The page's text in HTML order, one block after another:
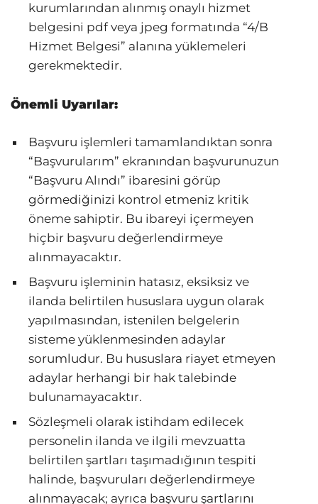
kurumlarından alınmış onaylı hizmet
belgesini pdf veya jpeg formatında “4/B
Hizmet Belgesi” alanına yüklemeleri
gerekmektedir.
Önemli Uyarılar:
Başvuru işlemleri tamamlandıktan sonra
“Başvurularım” ekranından başvurunuzun
“Başvuru Alındı” ibaresini görüp
görmediğinizi kontrol etmeniz kritik
öneme sahiptir. Bu ibareyi içermeyen
hiçbir başvuru değerlendirmeye
alınmayacaktır.
Başvuru işleminin hatasız, eksiksiz ve
ilanda belirtilen hususlara uygun olarak
yapılmasından, istenilen belgelerin
sisteme yüklenmesinden adaylar
sorumludur. Bu hususlara riayet etmeyen
adaylar herhangi bir hak talebinde
bulunamayacaktır.
Sözleşmeli olarak istihdam edilecek
personelin ilanda ve ilgili mevzuatta
belirtilen şartları taşımadığının tespiti
halinde, başvuruları değerlendirmeye
alınmayacak; ayrıca başvuru şartlarını